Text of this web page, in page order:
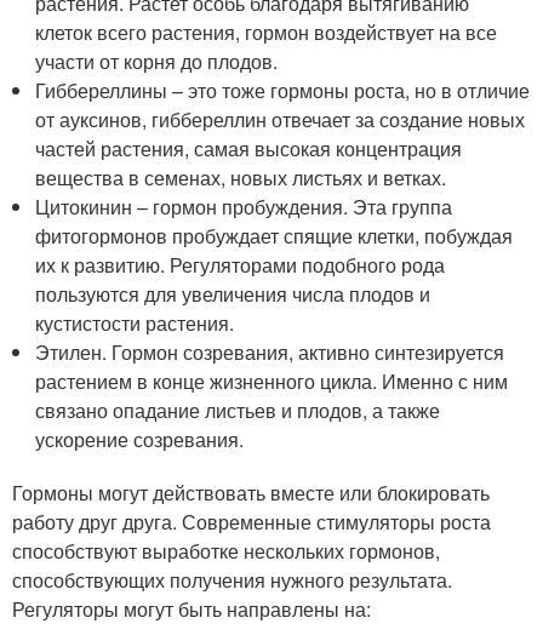
клеток всего растения, гормон воздействует на все
участи от корня до плодов.
Гиббереллины – это тоже гормоны роста, но в отличие
от ауксинов, гиббереллин отвечает за создание новых
частей растения, самая высокая концентрация
вещества в семенах, новых листьях и ветках.
Цитокинин – гормон пробуждения. Эта группа
фитогормонов пробуждает спящие клетки, побуждая
их к развитию. Регуляторами подобного рода
пользуются для увеличения числа плодов и
кустистости растения.
Этилен. Гормон созревания, активно синтезируется
растением в конце жизненного цикла. Именно с ним
связано опадание листьев и плодов, а также
ускорение созревания.
Гормоны могут действовать вместе или блокировать
работу друг друга. Современные стимуляторы роста
способствуют выработке нескольких гормонов,
способствующих получения нужного результата.
Регуляторы могут быть направлены на: